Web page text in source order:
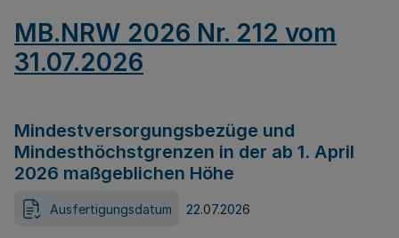
MB.NRW 2026 Nr. 212 vom
31.07.2026
Mindestversorgungsbezüge und
Mindesthöchstgrenzen in der ab 1. April
2026 maßgeblichen Höhe
Ausfertigungsdatum 22.07.2026